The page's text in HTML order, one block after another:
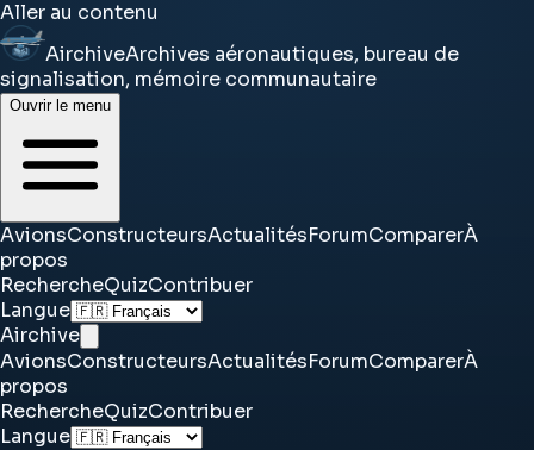
Aller au contenu
AirchiveArchives aéronautiques, bureau de
signalisation, mémoire communautaire
Ouvrir le menu
AvionsConstructeursActualitésForumComparerÀ
propos
RechercheQuizContribuer
Langue
Airchive
AvionsConstructeursActualitésForumComparerÀ
propos
RechercheQuizContribuer
Langue